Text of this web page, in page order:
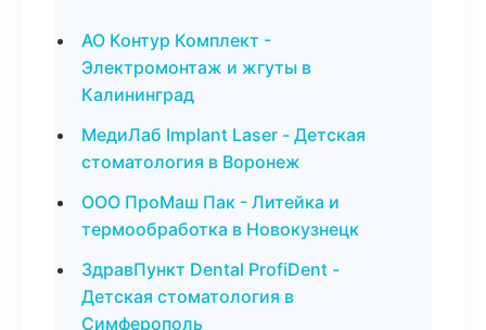
АО Контур Комплект -
Электромонтаж и жгуты в
Калининград
МедиЛаб Implant Laser - Детская
стоматология в Воронеж
ООО ПроМаш Пак - Литейка и
термообработка в Новокузнецк
ЗдравПункт Dental ProfiDent -
Детская стоматология в
Симферополь